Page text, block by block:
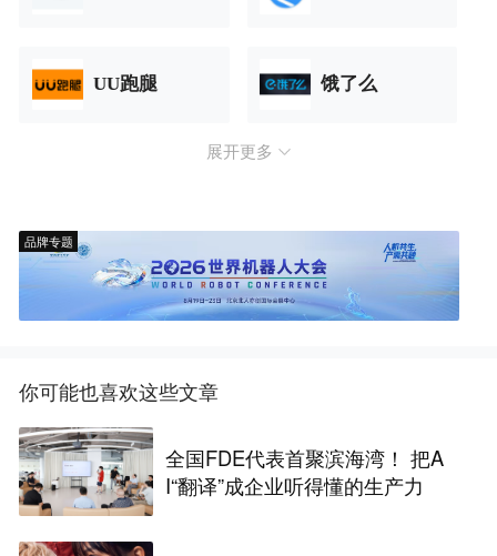
UU跑腿 饿了么
展开更多
品牌专题
你可能也喜欢这些文章
全国FDE代表首聚滨海湾！ 把A
I“翻译”成企业听得懂的生产力